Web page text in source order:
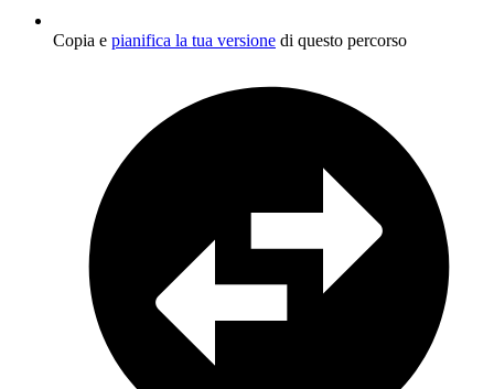
Copia e pianifica la tua versione di questo percorso